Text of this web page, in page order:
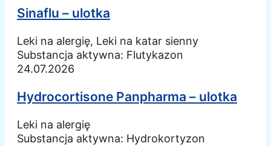
Sinaflu – ulotka
Leki na alergię, Leki na katar sienny
Substancja aktywna: Flutykazon
24.07.2026
Hydrocortisone Panpharma – ulotka
Leki na alergię
Substancja aktywna: Hydrokortyzon